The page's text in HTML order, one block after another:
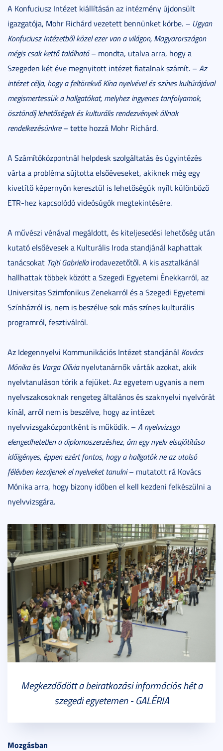
A Konfuciusz Intézet kiállításán az intézmény újdonsült
igazgatója, Mohr Richárd vezetett bennünket körbe. – Ugyan
Konfuciusz Intézetből közel ezer van a világon, Magyarországon
mégis csak kettő található– mondta, utalva arra, hogy a
Szegeden két éve megnyitott intézet fiatalnak számít. – Az
intézet célja, hogy a feltörekvő Kína nyelvével és színes kultúrájával
megismertessük a hallgatókat, melyhez ingyenes tanfolyamok,
ösztöndíj lehetőségek és kulturális rendezvények állnak
rendelkezésünkre– tette hozzá Mohr Richárd.
A Számítóközpontnál helpdesk szolgáltatás és ügyintézés
várta a probléma sújtotta elsőéveseket, akiknek még egy
kivetítő képernyőn keresztül is lehetőségük nyílt különböző
ETR-hez kapcsolódó videósúgók megtekintésére.
A művészi vénával megáldott, és kiteljesedési lehetőség után
kutató elsőévesek a Kulturális Iroda standjánál kaphattak
tanácsokat Tajti Gabriellairodavezetőtől. A kis asztalkánál
hallhattak többek között a Szegedi Egyetemi Énekkarról, az
Universitas Szimfonikus Zenekarról és a Szegedi Egyetemi
Színházról is, nem is beszélve sok más színes kulturális
programról, fesztiválról.
Az Idegennyelvi Kommunikációs Intézet standjánál Kovács
Mónikaés Varga Olívianyelvtanárnők várták azokat, akik
nyelvtanuláson törik a fejüket. Az egyetem ugyanis a nem
nyelvszakosoknak rengeteg általános és szaknyelvi nyelvórát
kínál, arról nem is beszélve, hogy az intézet
nyelvvizsgaközpontként is működik. – A nyelvvizsga
elengedhetetlen a diplomaszerzéshez, ám egy nyelv elsajátítása
időigényes, éppen ezért fontos, hogy a hallgatók ne az utolsó
félévben kezdjenek el nyelveket tanulni– mutatott rá Kovács
Mónika arra, hogy bizony időben el kell kezdeni felkészülni a
nyelvvizsgára.
Megkezdődött a beiratkozási információs hét a
szegedi egyetemen - GALÉRIA
Mozgásban